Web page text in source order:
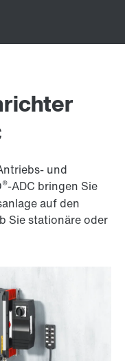
und
®-ADC bringen Sie
auf den
Sie stationäre oder